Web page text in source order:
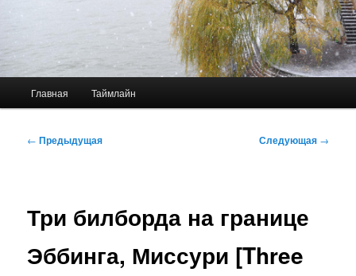
Главная Таймлайн
Навигация
← Предыдущая Следующая →
Три билборда на границе
Эббинга, Миссури [Three